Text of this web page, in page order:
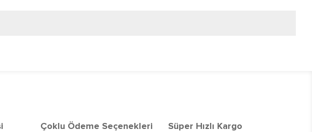
Çoklu Ödeme Seçenekleri Süper Hızlı Kargo